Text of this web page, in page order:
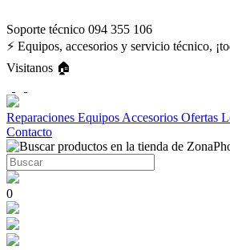
Soporte técnico 094 355 106
⚡ Equipos, accesorios y servicio técnico,
Visitanos 🏠
Reparaciones Equipos Accesorios Ofertas
Contacto
0